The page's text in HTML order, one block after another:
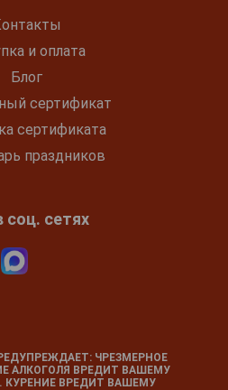
и оплата
Блог
сертификат
сертификата
праздников
сетях
ЧРЕЗМЕРНОЕ
АЛКОГОЛЯ ВРЕДИТ ВАШЕМУ
КУРЕНИЕ ВРЕДИТ ВАШЕМУ